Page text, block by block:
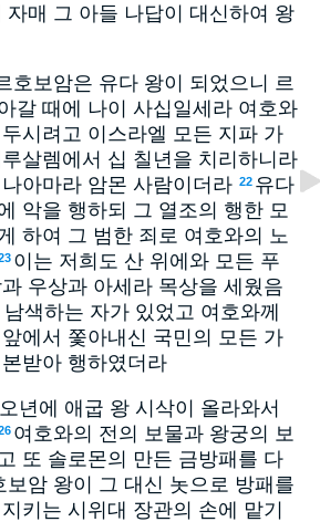
자매 그 아들 나답이 대신하여 왕
호보암은 유다 왕이 되었으니 르
갈 때에 나이 사십일세라 여호와
시려고 이스라엘 모든 지파 가
살렘에서 십 칠년을 치리하니라
아마라 암몬 사람이더라 22 유다
악을 행하되 그 열조의 행한 모
하여 그 범한 죄로 여호와의 노
이는 저희도 산 위에와 모든 푸
우상과 아세라 목상을 세웠음
색하는 자가 있었고 여호와께
에서 쫓아내신 국민의 모든 가
받아 행하였더라
년에 애굽 왕 시삭이 올라와서
여호와의 전의 보물과 왕궁의 보
또 솔로몬의 만든 금방패를 다
보암 왕이 그 대신 놋으로 방패를
키는 시위대 장관의 손에 맡기